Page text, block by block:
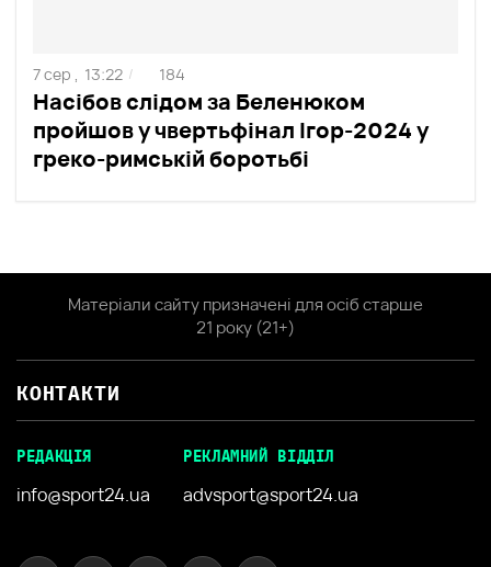
Насібов слідом за Беленюком
пройшов у чвертьфінал Ігор-2024 у
греко-римській боротьбі
7 сер , 13:22 / 184
Матеріали сайту призначені для осіб старше
21 року (21+)
КОНТАКТИ
РЕДАКЦІЯ
info@sport24.ua
РЕКЛАМНИЙ ВІДДІЛ
advsport@sport24.ua